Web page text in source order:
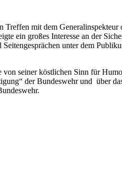
mit dem Generalinspekteur
ein großes Interesse an der
unter dem
seiner köstlichen Sinn für
der Bundeswehr und über